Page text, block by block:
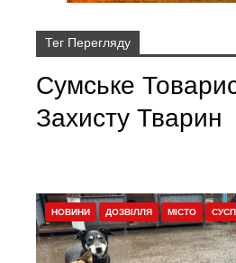
Тег Перегляду
Сумське
Захисту Тварин
НОВИНИ ДОЗВІЛЛЯ МІСТО